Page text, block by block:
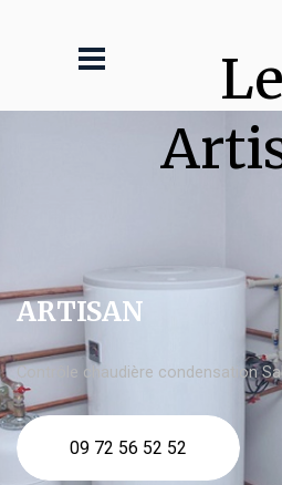
ARTISAN
Contrôle chaudière condensation
09 72 56 52 52